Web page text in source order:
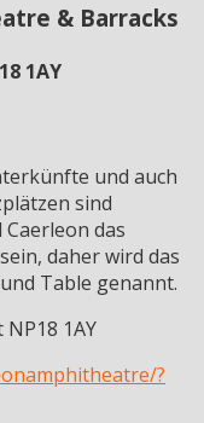
& Barracks
1AY
und auch
sind
das
daher wird das
Table genannt.
1AY
?